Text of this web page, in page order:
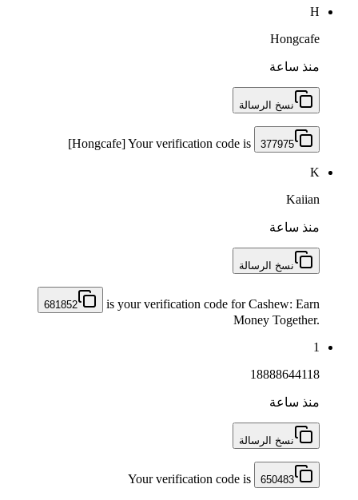
H
Hongcafe
منذ ساعة
نسخ الرسالة
[Hongcafe] Your verification code is 377975
K
Kaiian
منذ ساعة
نسخ الرسالة
681852
is your verification code for Cashew: Earn
Money Together.
1
18888644118
منذ ساعة
نسخ الرسالة
Your verification code is 650483